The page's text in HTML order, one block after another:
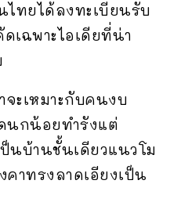
ทยได้ลงทะเบียนรับ
เฉพาะไอเดียที่น่า
ะเหมาะกับคนงบ
นกน้อยทำรังแต่
นบ้านชั้นเดียวแนวโม
าทรงลาดเอียงเป็น